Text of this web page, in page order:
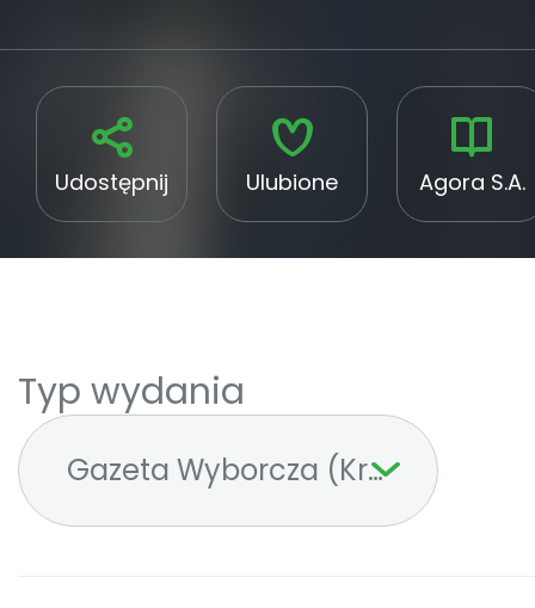
Udostępnij Ulubione Agora S.A.
Typ wydania
Gazeta Wyborcza (Kraków)